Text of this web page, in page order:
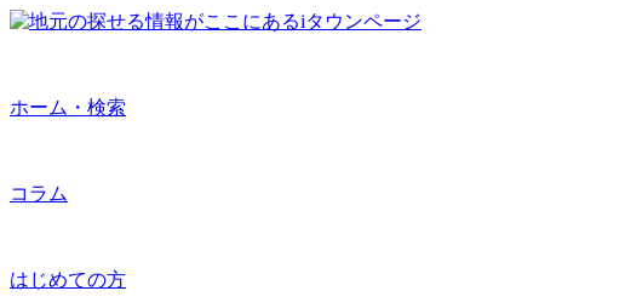
ホーム・検索
コラム
はじめての方